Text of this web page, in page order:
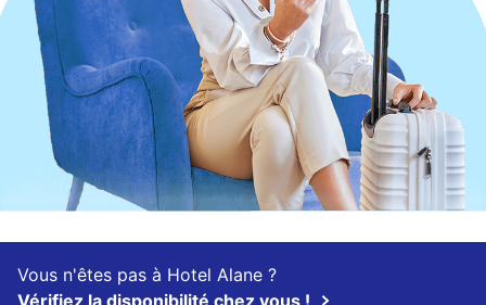
Vous n'êtes pas à Hotel Alane ?
Vérifiez la disponibilité chez vous !